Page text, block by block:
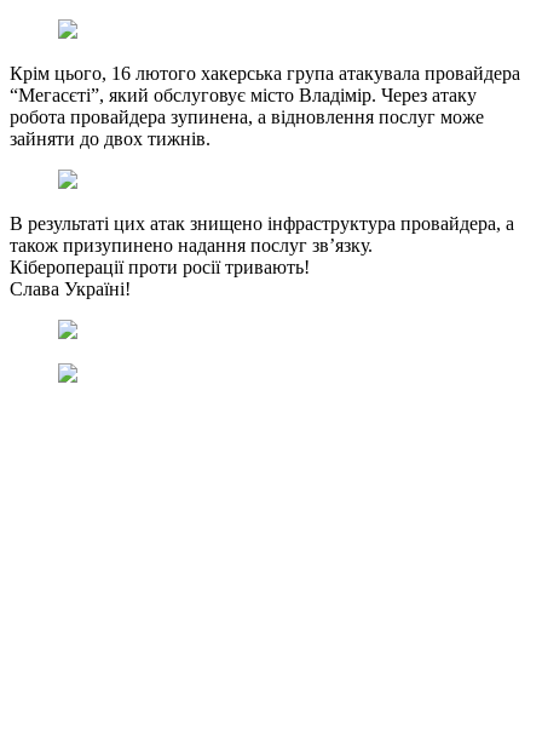
Крім цього, 16 лютого хакерська група атакувала провайдера
“Мегасєті”, який обслуговує місто Владімір. Через атаку
робота провайдера зупинена, а відновлення послуг може
зайняти до двох тижнів.
В результаті цих атак знищено інфраструктура провайдера, а
також призупинено надання послуг зв’язку.
Кібероперації проти росії тривають!
Слава Україні!